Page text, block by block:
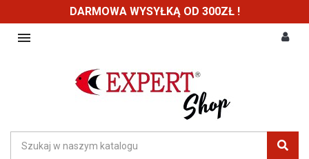
DARMOWA WYSYŁKĄ OD 300ZŁ !
